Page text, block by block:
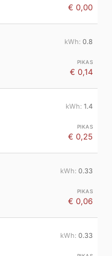
€ 0,00
0.8
€ 0,14
1.4
€ 0,25
0.33
€ 0,06
0.33